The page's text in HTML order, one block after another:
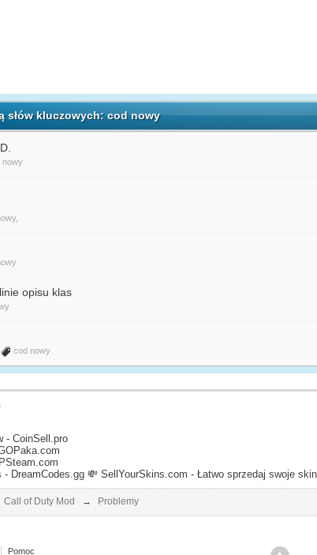
słów kluczowych: cod nowy
nowy
,
opisu klas
cod nowy
- CoinSell.pro
DreamCodes.gg 💸 SellYourSkins.com - Łatwo sprzedaj swoje
Call of Duty Mod → Problemy
Pomoc